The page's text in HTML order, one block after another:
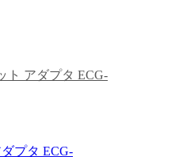
ト アダプタ ECG-